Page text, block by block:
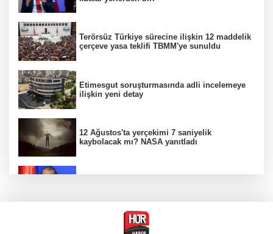
Terörsüz Türkiye sürecine ilişkin 12 maddelik
çerçeve yasa teklifi TBMM'ye sunuldu
Etimesgut soruşturmasında adli incelemeye
ilişkin yeni detay
12 Ağustos'ta yerçekimi 7 saniyelik
kaybolacak mı? NASA yanıtladı
Firari olarak aranıyordu! Menderes Belediye